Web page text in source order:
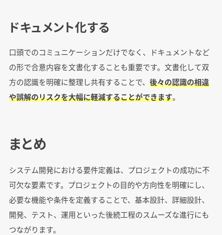
ドキュメント化する
口頭でのコミュニケーションだけでなく、ドキュメントなど
の形で合意内容を文書化することも重要です。文書化して双
方の認識を明確に整理し共有することで、 後々の認識の相違
や誤解のリスクを大幅に軽減することができます。
まとめ
システム開発における要件定義は、プロジェクトの成功に不
可欠な要素です。プロジェクトの目的や方向性を明確にし、
必要な機能や条件を定義することで、基本設計、詳細設計、
開発、テスト、運用といった後続工程のスムーズな進行にも
つながります。